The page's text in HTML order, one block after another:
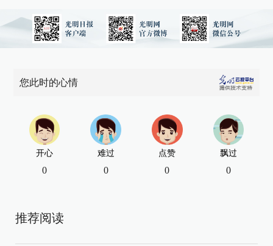
您此时的心情
开心
0
难过
0
点赞
0
飘过
0
推荐阅读